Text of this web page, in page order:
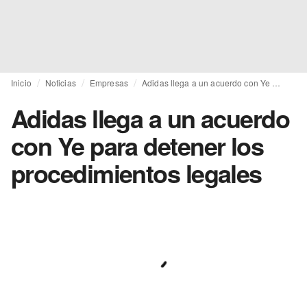
Inicio Noticias Empresas
Adidas llega a un acuerdo
con Ye para detener los
procedimientos legales